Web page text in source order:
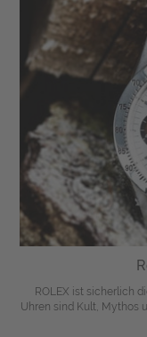
ROLEX ist sicherlich
Uhren sind Kult, Mythos